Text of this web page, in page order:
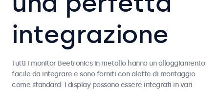
integrazione
Tutti i monitor Beetronics in metallo hanno un alloggiamento
facile da integrare e sono forniti con alette di montaggio
come standard. I display possono essere integrati in vari